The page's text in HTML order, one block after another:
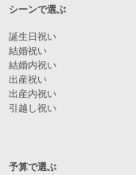
シーンで選ぶ
誕生日祝い
結婚祝い
結婚内祝い
出産祝い
出産内祝い
引越し祝い
予算で選ぶ